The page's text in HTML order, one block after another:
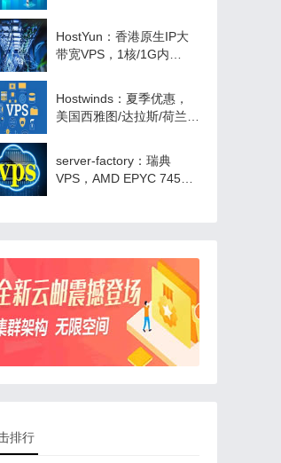
起，1核/1GB内存VPS，
$10/年，可选洛杉矶/纽约
机房
HostYun：香港原生IP大
带宽VPS，1核/1G内
Hostwinds：夏季优惠，
美国西雅图/达拉斯/荷兰
IP，可以支付宝付款，月
付4.99美元起
server-factory：瑞典
VPS，AMD EPYC 7452
排行